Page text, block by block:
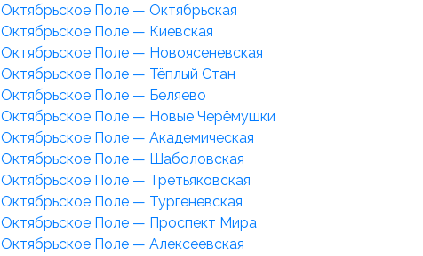
Октябрьское Поле — Октябрьская
Октябрьское Поле — Киевская
Октябрьское Поле — Новоясеневская
Октябрьское Поле — Тёплый Стан
Октябрьское Поле — Беляево
Октябрьское Поле — Новые Черёмушки
Октябрьское Поле — Академическая
Октябрьское Поле — Шаболовская
Октябрьское Поле — Третьяковская
Октябрьское Поле — Тургеневская
Октябрьское Поле — Проспект Мира
Октябрьское Поле — Алексеевская